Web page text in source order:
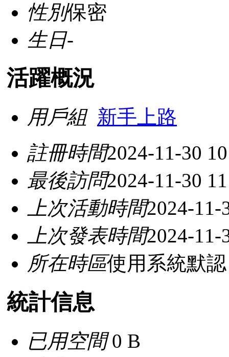
性別保密
生日-
活躍概況
用戶組 新手上路
註冊時間2024-11-30
最後訪問2024-11-30
上次活動時間2024-11-
上次發表時間2024-11-
所在時區使用系統默認
統計信息
已用空間0 B